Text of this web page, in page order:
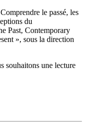
le passé, les
du
Past, Contemporary
», sous la direction
souhaitons une lecture